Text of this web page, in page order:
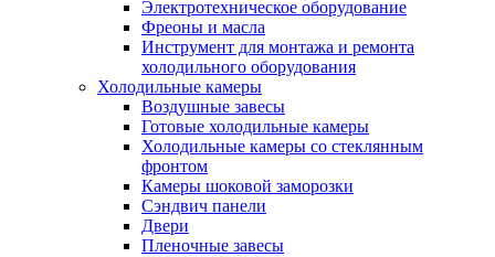
Электротехническое оборудование
Фреоны и масла
Инструмент для монтажа и ремонта
холодильного оборудования
Холодильные камеры
Воздушные завесы
Готовые холодильные камеры
Холодильные камеры со стеклянным
фронтом
Камеры шоковой заморозки
Сэндвич панели
Двери
Пленочные завесы